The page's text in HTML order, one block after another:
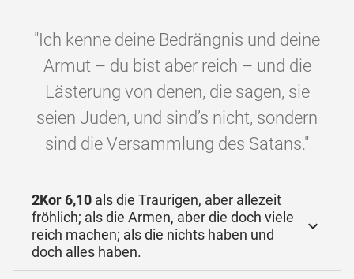
"Ich kenne deine Bedrängnis und deine
Armut – du bist aber reich – und die
Lästerung von denen, die sagen, sie
seien Juden, und sind’s nicht, sondern
sind die Versammlung des Satans."
2Kor 6,10 als die Traurigen, aber allezeit
fröhlich; als die Armen, aber die doch viele
reich machen; als die nichts haben und
doch alles haben.